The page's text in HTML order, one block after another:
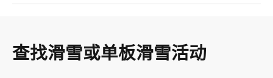
查找滑雪或单板滑雪活动